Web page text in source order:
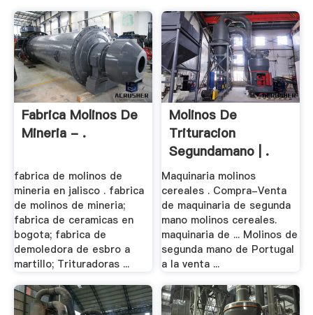
Fabrica Molinos De
Mineria - .
fabrica de molinos de
mineria en jalisco . fabrica
de molinos de mineria;
fabrica de ceramicas en
bogota; fabrica de
demoledora de esbro a
martillo; Trituradoras ...
Molinos De
Trituracion
Segundamano | .
Maquinaria molinos
cereales . Compra-Venta
de maquinaria de segunda
mano molinos cereales.
maquinaria de ... Molinos de
segunda mano de Portugal
a la venta ...